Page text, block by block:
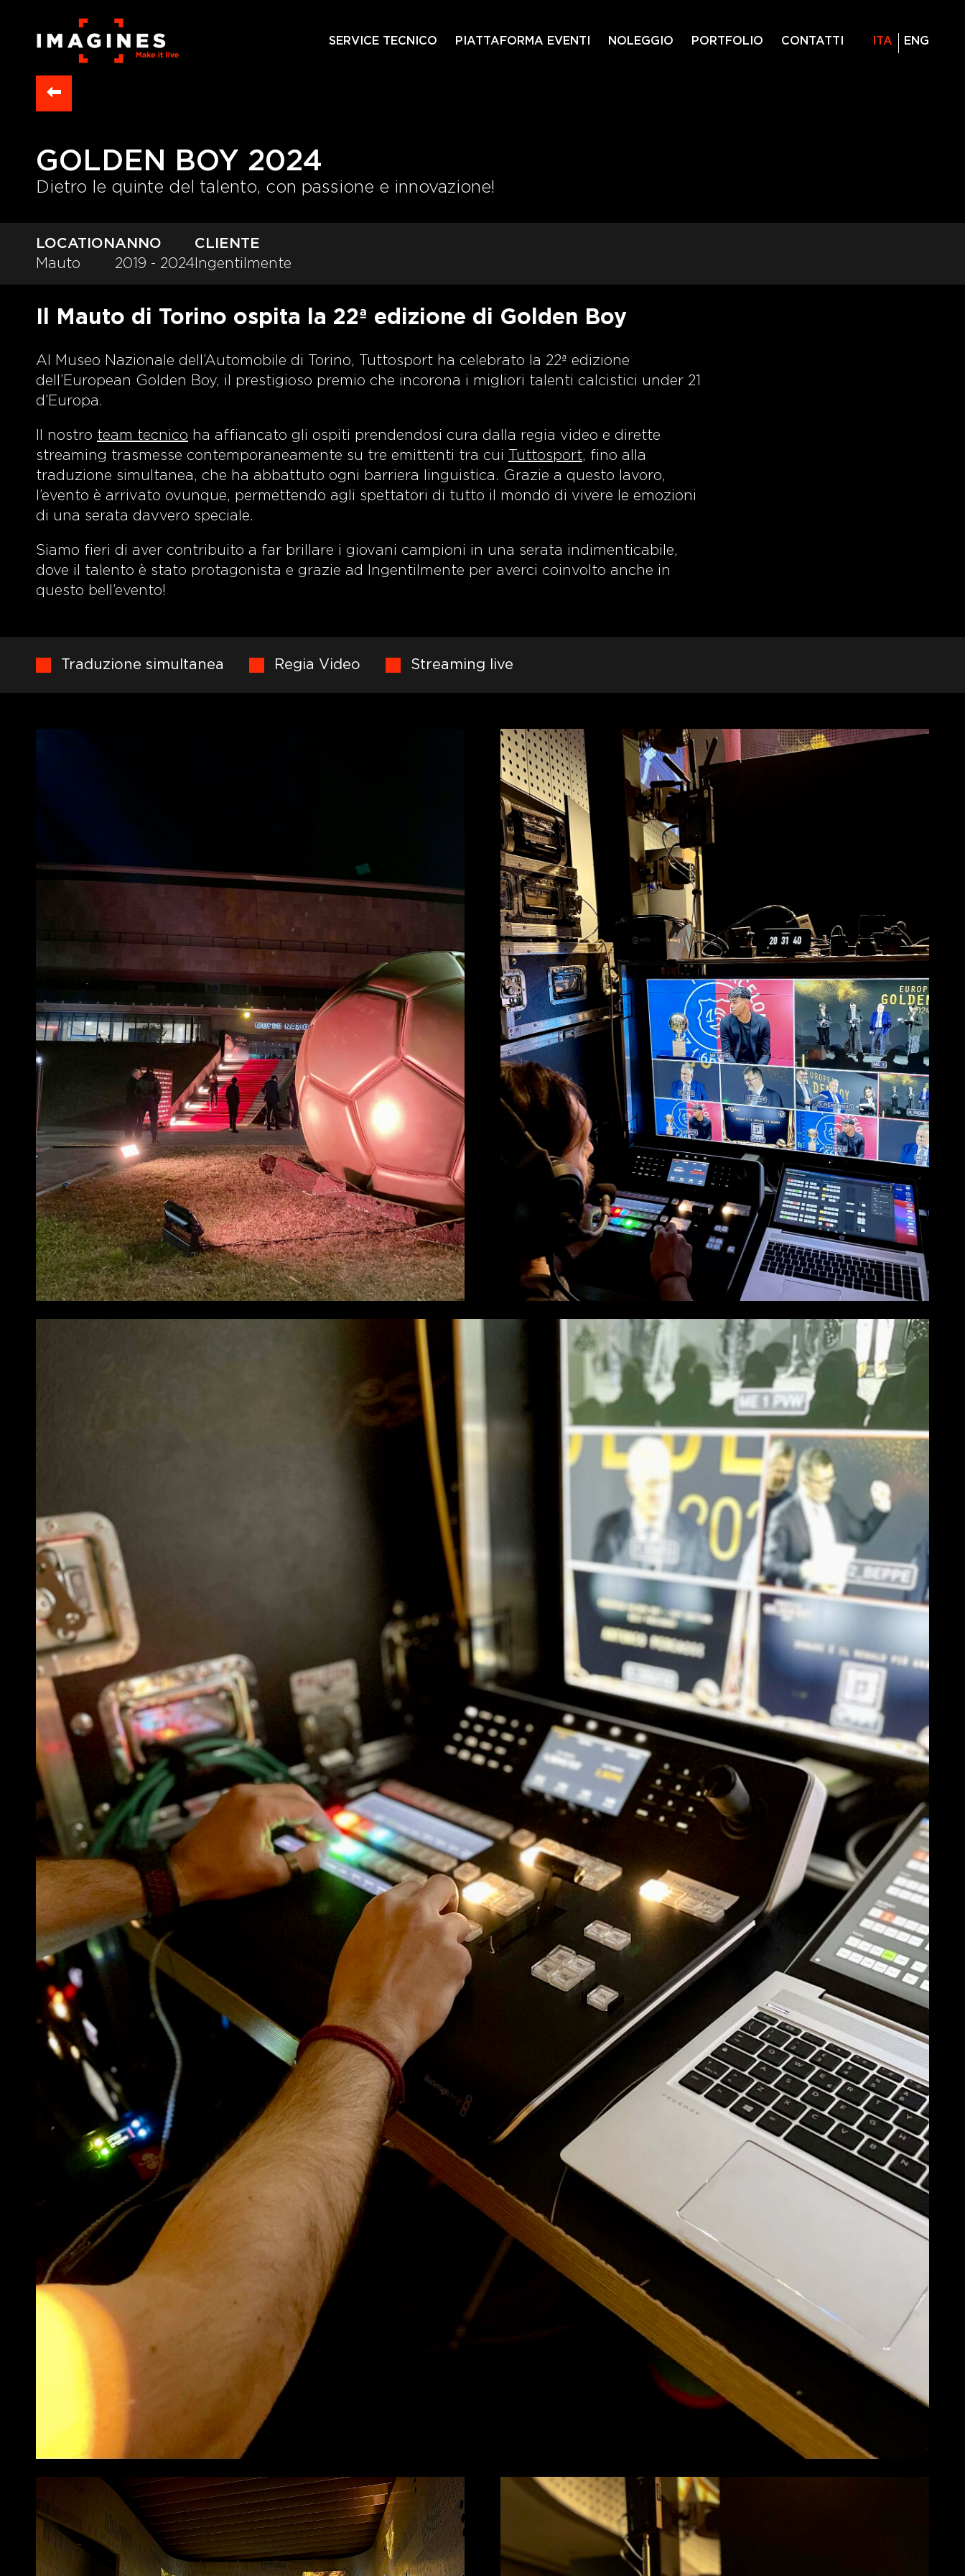
SERVICE TECNICO PIATTAFORMA EVENTI NOLEGGIO PORTFOLIO CONTATTI ITA ENG
GOLDEN BOY 2024
Dietro le quinte del talento, con passione e innovazione!
LOCATION
Mauto
ANNO
2019 - 2024
CLIENTE
Ingentilmente
Il Mauto di Torino ospita la 22ª edizione di Golden Boy
Al Museo Nazionale dell’Automobile di Torino, Tuttosport ha celebrato la 22ª edizione
dell’European Golden Boy, il prestigioso premio che incorona i migliori talenti calcistici under 21
d’Europa.
Il nostro team tecnico ha affiancato gli ospiti prendendosi cura dalla regia video e dirette
streaming trasmesse contemporaneamente su tre emittenti tra cui
Tuttosport, fino alla
traduzione simultanea, che ha abbattuto ogni barriera linguistica. Grazie a questo lavoro,
l’evento è arrivato ovunque, permettendo agli spettatori di tutto il mondo di vivere le emozioni
di una serata davvero speciale.
Siamo fieri di aver contribuito a far brillare i giovani campioni in una serata indimenticabile,
dove il talento è stato protagonista e grazie ad Ingentilmente per averci coinvolto anche in
questo bell’evento!
Traduzione simultanea Regia Video Streaming live